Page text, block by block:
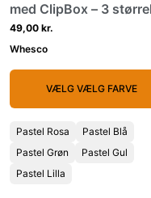
med ClipBox – 3
i praktisk sæt
49,00 kr.
Whesco
VÆLG VÆLG FARVE
Pastel Rosa
Pastel Blå
Pastel Grøn
Pastel Gul
Pastel Lilla